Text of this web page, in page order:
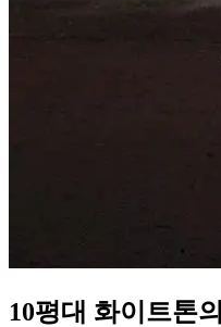
10평대 화이트톤